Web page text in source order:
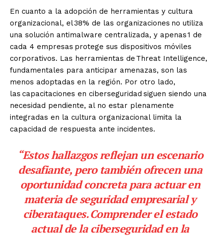
En cuanto a la adopción de herramientas y cultura
organizacional, el 38% de las organizaciones no utiliza
una solución antimalware centralizada, y apenas 1 de
cada 4 empresas protege sus dispositivos móviles
corporativos. Las herramientas de Threat Intelligence,
fundamentales para anticipar amenazas, son las
menos adoptadas en la región. Por otro lado,
las capacitaciones en ciberseguridad siguen siendo una
necesidad pendiente, al no estar plenamente
integradas en la cultura organizacional limita la
capacidad de respuesta ante incidentes.
“Estos hallazgos reflejan un escenario
desafiante, pero también ofrecen una
oportunidad concreta para actuar en
materia de seguridad empresarial y
ciberataques. Comprender el estado
actual de la ciberseguridad en la